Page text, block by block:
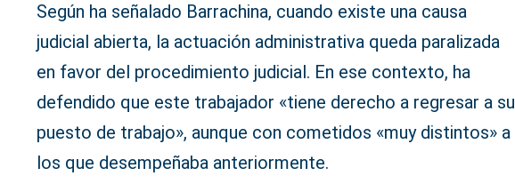
Según ha señalado Barrachina, cuando existe una causa
judicial abierta, la actuación administrativa queda paralizada
en favor del procedimiento judicial. En ese contexto, ha
defendido que este trabajador «tiene derecho a regresar a su
puesto de trabajo», aunque con cometidos «muy distintos» a
los que desempeñaba anteriormente.